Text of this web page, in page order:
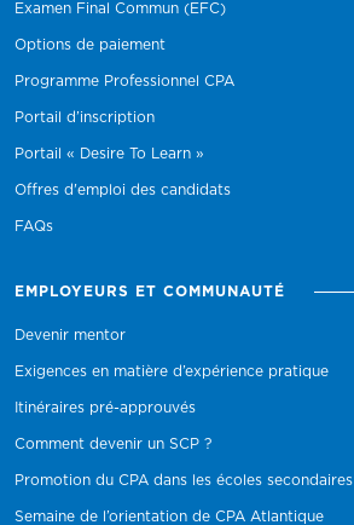
Examen Final Commun (EFC)
Options de paiement
Programme Professionnel CPA
Portail d’inscription
Portail « Desire To Learn »
Offres d'emploi des candidats
FAQs
EMPLOYEURS ET COMMUNAUTÉ
Devenir mentor
Exigences en matière d’expérience pratique
Itinéraires pré-approuvés
Comment devenir un SCP ?
Promotion du CPA dans les écoles secondaires
Semaine de l’orientation de CPA Atlantique